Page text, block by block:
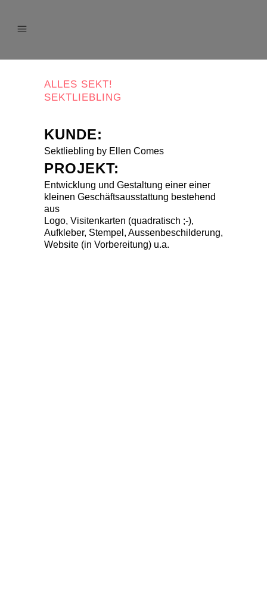
ALLES SEKT!
SEKTLIEBLING
KUNDE:
Sektliebling by Ellen Comes
PROJEKT:
Entwicklung und Gestaltung einer einer
kleinen Geschäftsausstattung bestehend
aus
Logo, Visitenkarten (quadratisch ;-),
Aufkleber, Stempel, Aussenbeschilderung,
Website (in Vorbereitung) u.a.